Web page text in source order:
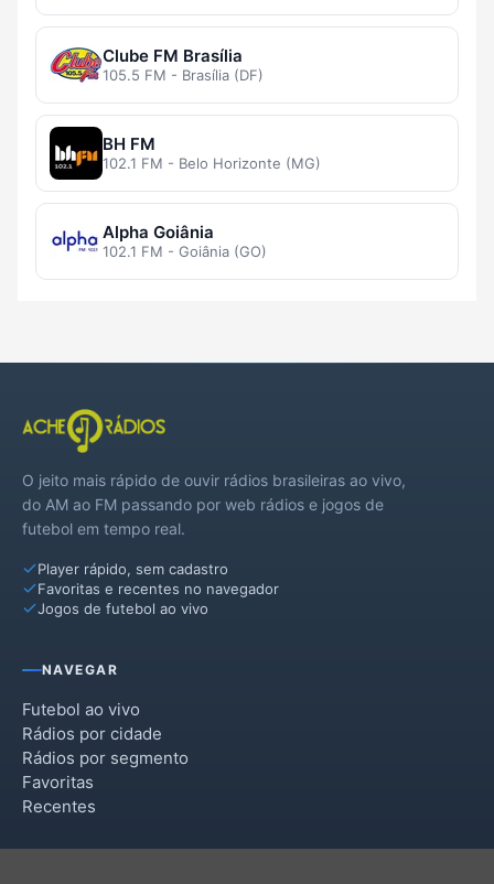
Clube FM Brasília
105.5 FM - Brasília (DF)
BH FM
102.1 FM - Belo Horizonte (MG)
Alpha Goiânia
102.1 FM - Goiânia (GO)
O jeito mais rápido de ouvir rádios brasileiras ao vivo,
do AM ao FM passando por web rádios e jogos de
futebol em tempo real.
Player rápido, sem cadastro
Favoritas e recentes no navegador
Jogos de futebol ao vivo
NAVEGAR
Futebol ao vivo
Rádios por cidade
Rádios por segmento
Favoritas
Recentes